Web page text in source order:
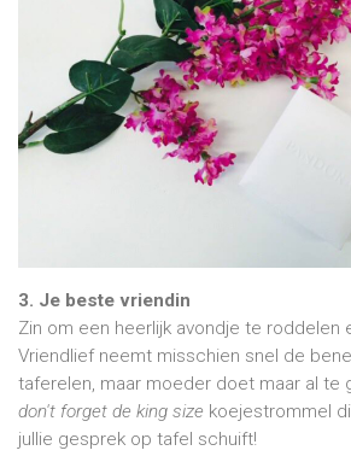
3. Je beste vriendin
Zin om een heerlijk avondje te roddelen
Vriendlief neemt misschien snel de
taferelen, maar moeder doet maar al te
don't forget de king size koejestrommel
jullie gesprek op tafel schuift!